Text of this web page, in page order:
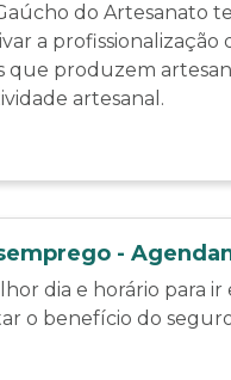
do Artesanato
a profissionalização
que produzem
artesanal.
-
dia e horário para ir
o benefício do